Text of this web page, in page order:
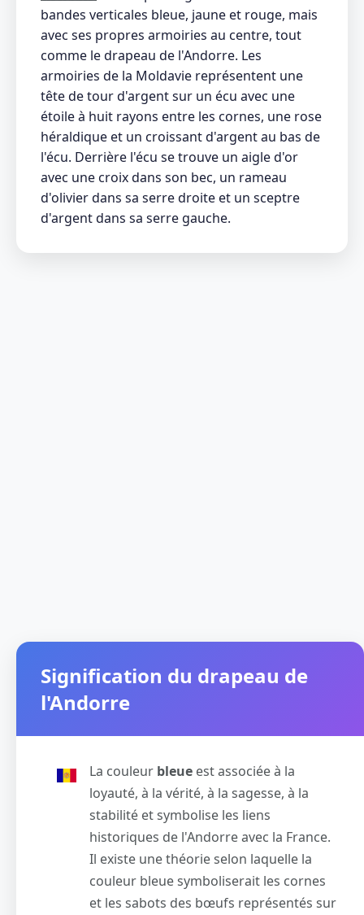
bandes verticales bleue, jaune et rouge, mais
avec ses propres armoiries au centre, tout
comme le drapeau de l'Andorre. Les
armoiries de la Moldavie représentent une
tête de tour d'argent sur un écu avec une
étoile à huit rayons entre les cornes, une rose
héraldique et un croissant d'argent au bas de
l'écu. Derrière l'écu se trouve un aigle d'or
avec une croix dans son bec, un rameau
d'olivier dans sa serre droite et un sceptre
d'argent dans sa serre gauche.
Signification du drapeau de
l'Andorre
La couleur bleue est associée à la
loyauté, à la vérité, à la sagesse, à la
stabilité et symbolise les liens
historiques de l'Andorre avec la France.
Il existe une théorie selon laquelle la
couleur bleue symboliserait les cornes
et les sabots des bœufs représentés sur